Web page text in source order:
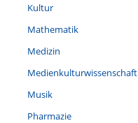
Kultur
Mathematik
Medizin
Medienkulturwissenschaft
Musik
Pharmazie